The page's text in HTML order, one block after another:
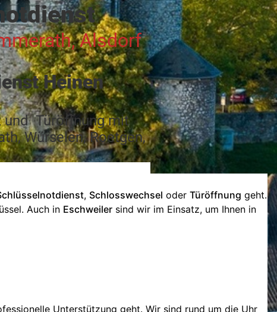
Alsdorf
Heinen
und Türöffnung mit
Würselen, Roetgen,
, Schlosswechsel oder Türöffnung geht.
Auch in Eschweiler sind wir im Einsatz, um Ihnen in
Unterstützung geht. Wir sind rund um die Uhr